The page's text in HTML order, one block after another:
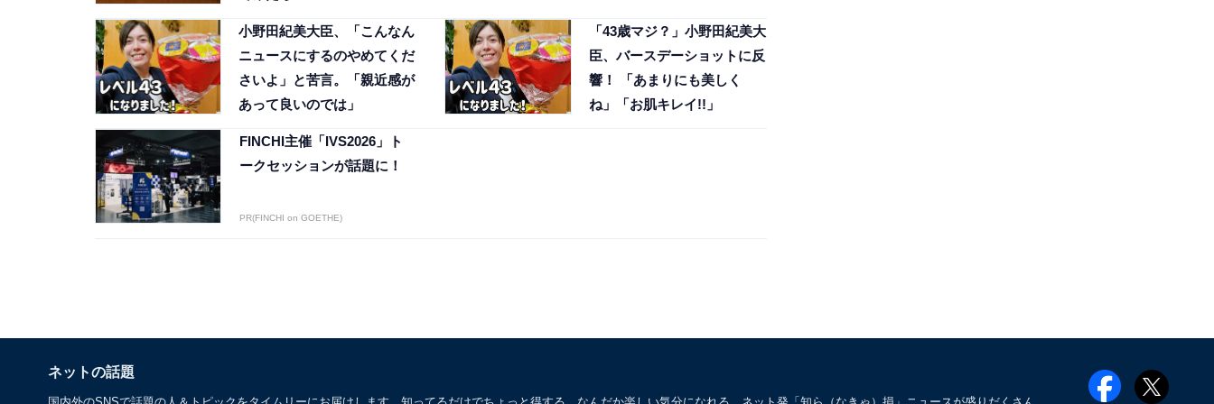
小野田紀美大臣、「こんなん
ニュースにするのやめてくだ
さいよ」と苦言。「親近感が
あって良いのでは」
「43歳マジ？」小野田紀美大
臣、バースデーショットに反
響！ 「あまりにも美しく
ね」「お肌キレイ!!」
FINCHI主催「IVS2026」ト
ークセッションが話題に！
PR(FINCHI on GOETHE)
ネットの話題